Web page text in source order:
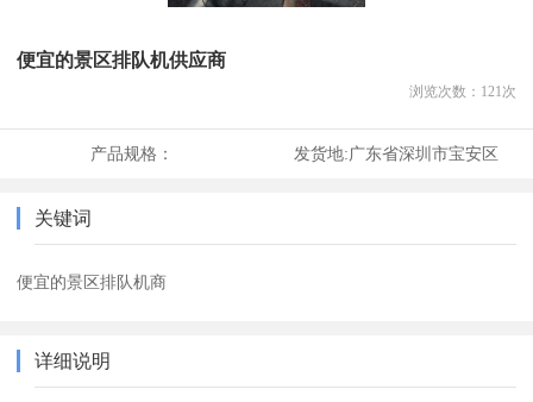
便宜的景区排队机供应商
浏览次数： 121次
产品规格： 发货地:广东省深圳市宝安区
关键词
便宜的景区排队机商
详细说明